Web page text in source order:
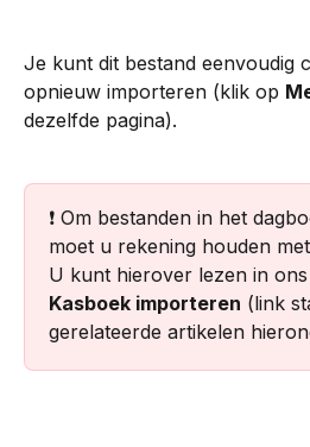
Je kunt dit bestand eenvoudig
opnieuw importeren (klik op
dezelfde pagina).
❗️ Om bestanden in het
moet u rekening houden
U kunt hierover lezen in
Kasboek importeren (link
gerelateerde artikelen